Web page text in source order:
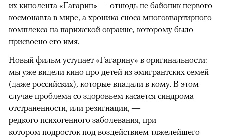
их кинолента «Гагарин» — отнюдь не байопик первого
космонавта в мире, а хроника сноса многоквартирного
комплекса на парижской окраине, которому было
присвоено его имя.
Новый фильм уступает «Гагарину» в оригинальности:
мы уже видели кино про детей из эмигрантских семей
(даже российских), которые впадали в кому. В этом
случае проблема со здоровьем касается синдрома
отстраненности, или резигнации, —
редкого психогенного заболевания, при
котором подросток под воздействием тяжелейшего